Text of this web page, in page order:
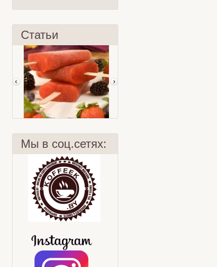
Статьи
Чайное мороженое с лесными
ягодами
Мы в соц.сетях: